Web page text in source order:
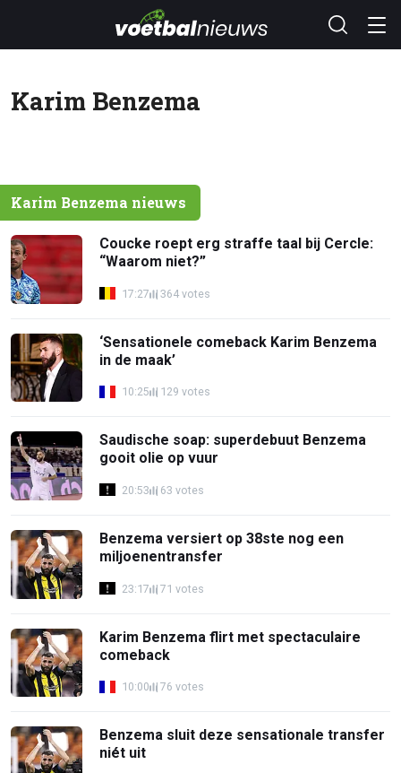
Karim Benzema
Karim Benzema nieuws
Coucke roept erg straffe taal bij Cercle:
“Waarom niet?”
17:27 364 votes
‘Sensationele comeback Karim Benzema
in de maak’
10:25 129 votes
Saudische soap: superdebuut Benzema
gooit olie op vuur
20:53 63 votes
Benzema versiert op 38ste nog een
miljoenentransfer
23:17 71 votes
Karim Benzema flirt met spectaculaire
comeback
10:00 76 votes
Benzema sluit deze sensationale transfer
niét uit